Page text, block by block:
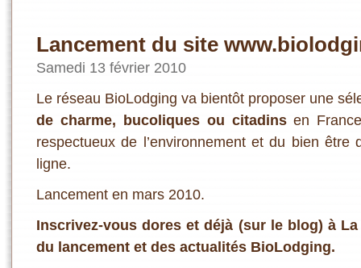
Lancement du site
Samedi 13 février 2010
Le réseau BioLodging va bientôt proposer une
de charme, bucoliques ou citadinsen
respectueux de l’environnement et du bien
ligne.
Lancement en mars 2010.
Inscrivez-vous dores et déjà (sur le blog)à
du lancement et des actualités BioLodging.